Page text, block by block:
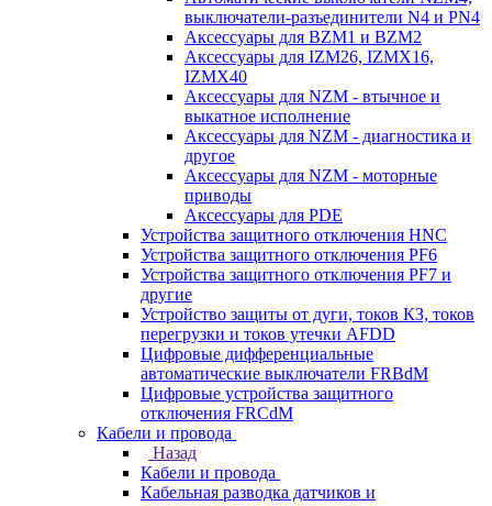
выключатели-разъединители N4 и PN4
Аксессуары для BZM1 и BZM2
Аксессуары для IZM26, IZMX16,
IZMX40
Аксессуары для NZM - втычное и
выкатное исполнение
Аксессуары для NZM - диагностика и
другое
Аксессуары для NZM - моторные
приводы
Аксессуары для PDE
Устройства защитного отключения HNC
Устройства защитного отключения PF6
Устройства защитного отключения PF7 и
другие
Устройство защиты от дуги, токов КЗ, токов
перегрузки и токов утечки AFDD
Цифровые дифференциальные
автоматические выключатели FRBdM
Цифровые устройства защитного
отключения FRCdM
Кабели и провода
Назад
Кабели и провода
Кабельная разводка датчиков и